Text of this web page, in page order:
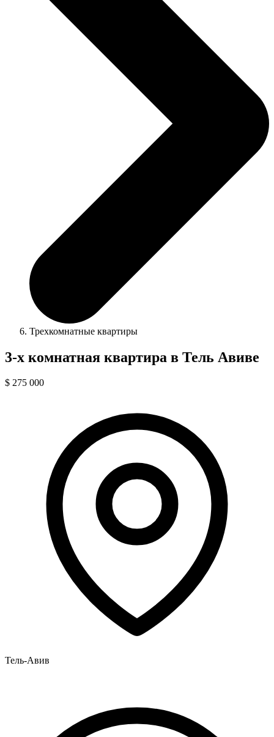
Трехкомнатные квартиры
3-х комнатная квартира в Тель Авиве
$ 275 000
Тель-Авив